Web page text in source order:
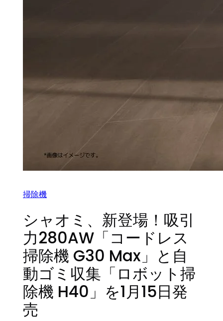
掃除機
シャオミ、新登場！吸引
力280AW「コードレス
掃除機 G30 Max」と自
動ゴミ収集「ロボット掃
除機 H40」を1月15日発
売